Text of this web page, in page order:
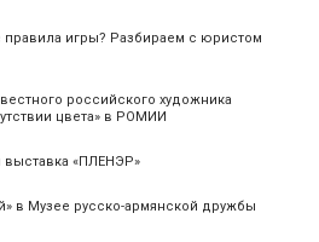
правила игры? Разбираем с юристом
российского художника
цвета» в РОМИИ
выставка «ПЛЕНЭР»
в Музее русско-армянской дружбы